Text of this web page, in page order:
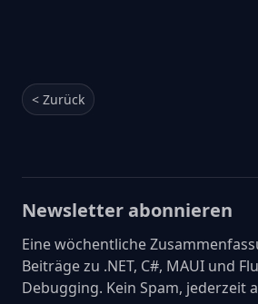
< Zurück
Newsletter abonnieren
Eine wöchentliche
Beiträge zu .NET, C#, MAUI und
Debugging. Kein Spam, jederzeit